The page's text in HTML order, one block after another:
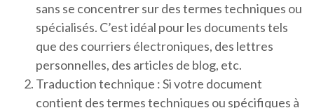
sans se concentrer sur des termes techniques ou
spécialisés. C’est idéal pour les documents tels
que des courriers électroniques, des lettres
personnelles, des articles de blog, etc.
Traduction technique : Si votre document
contient des termes techniques ou spécifiques à